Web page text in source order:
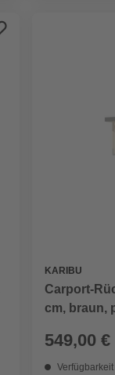
KARIBU
Carport-
cm, braun,
549,00 €